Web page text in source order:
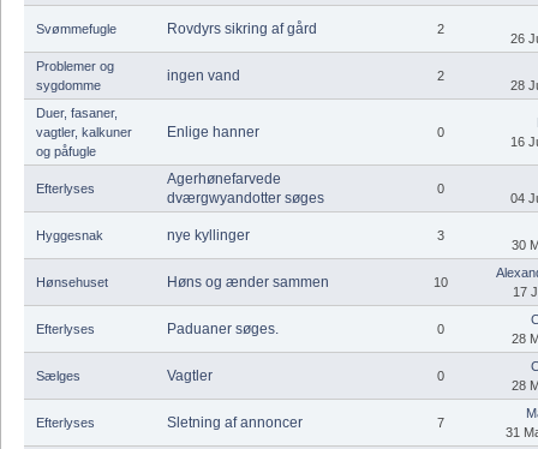
Svømmefugle Rovdyrs sikring af gård 2
26
Problemer og
sygdomme
ingen vand 2
28
Duer, fasaner,
vagtler, kalkuner
og påfugle
Enlige hanner 0
16
Efterlyses
Agerhønefarvede
dværgwyandotter søges
0
04
Hyggesnak nye kyllinger 3
30
Hønsehuset Høns og ænder sammen 10
17
Efterlyses Paduaner søges. 0
28
Sælges Vagtler 0
28
Efterlyses Sletning af annoncer 7
31